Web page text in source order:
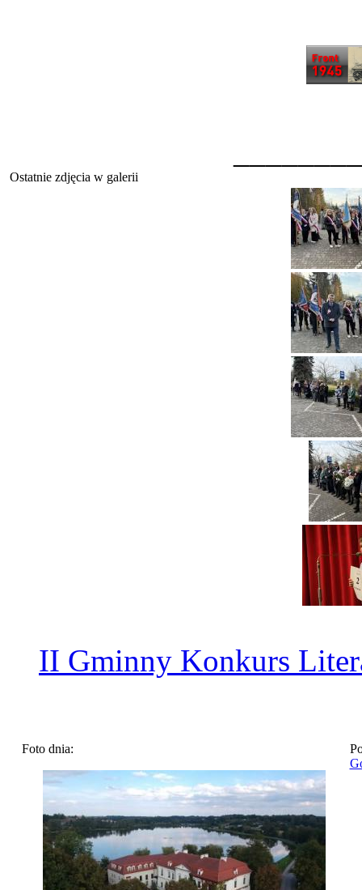
Ostatnie zdjęcia w galerii
II Gminny Konkurs
Foto dnia: